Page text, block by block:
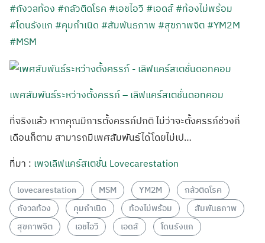
#กังวลท้อง #กลัวติดโรค #เอชไอวี #เอดส์ #ท้องไม่พร้อม
#โดนรังแก #คุมกำเนิด #สัมพันธภาพ #สุขภาพจิต #YM2M
#MSM
เพศสัมพันธ์ระหว่างตั้งครรภ์ – เลิฟแคร์สเตชั่นดอทคอม
ที่จริงแล้ว หากคุณมีการตั้งครรภ์ปกติ ไม่ว่าจะตั้งครรภ์ช่วงกี่
เดือนก็ตาม สามารถมีเพศสัมพันธ์ได้โดยไม่เป…
ที่มา : เพจเลิฟแคร์สเตชั่น Lovecarestation
lovecarestation MSM YM2M
กลัวติดโรค
กังวลท้อง
คุมกำเนิด ท้องไม่พร้อม
สัมพันธภาพ
สุขภาพจิต
เอชไอวี เอดส์ โดนรังแก